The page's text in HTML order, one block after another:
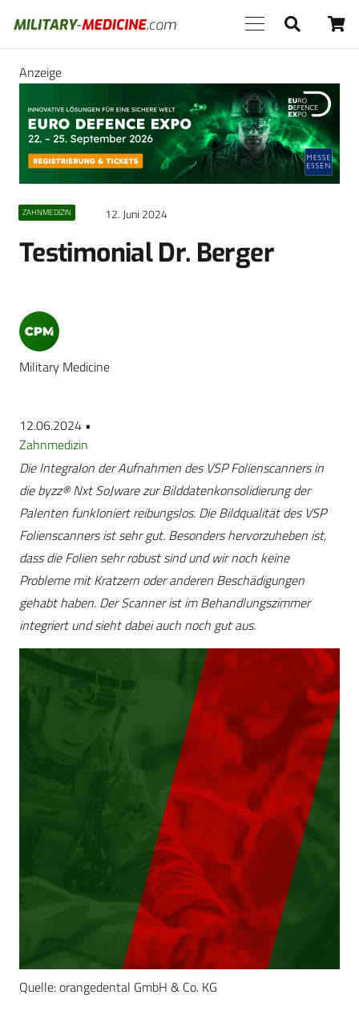
Anzeige
ZAHNMEDIZIN 12. Juni 2024
Testimonial Dr. Berger
Military Medicine
12.06.2024 •
Zahnmedizin
Die IntegraIon der Aufnahmen des VSP Folienscanners in
die byzz® Nxt SoJware zur Bilddatenkonsolidierung der
PaIenten funkIoniert reibungslos. Die Bildqualität des VSP
Folienscanners ist sehr gut. Besonders hervorzuheben ist,
dass die Folien sehr robust sind und wir noch keine
Probleme mit Kratzern oder anderen Beschädigungen
gehabt haben. Der Scanner ist im Behandlungszimmer
integriert und sieht dabei auch noch gut aus.
Quelle: orangedental GmbH & Co. KG